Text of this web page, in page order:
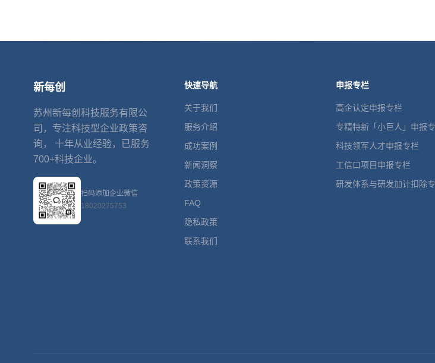
新每创
苏州新每创科技服务有限公
司，专注科技型企业政策咨
询， 十年从业经验，已服务
700+科技企业。
扫码添加企业微信
18020275753
快速导航
关于我们
服务介绍
成功案例
新闻洞察
政策资源
FAQ
隐私政策
联系我们
申报专栏
高企认定申报专栏
专精特新「小巨人」申报
科技领军人才申报专栏
工信口项目申报专栏
研发体系与研发加计扣除